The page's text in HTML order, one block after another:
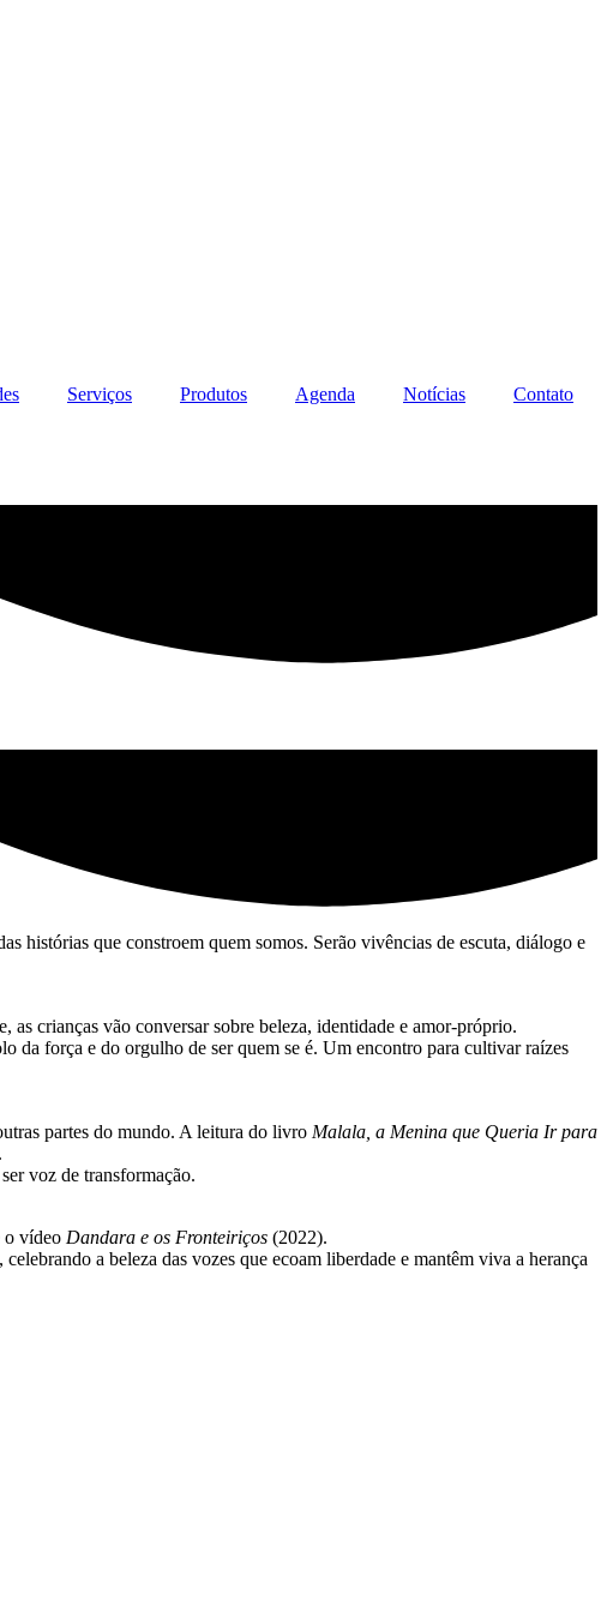
Serviços Produtos Agenda Notícias
Contato
histórias que constroem quem somos. Serão vivências de escuta, diálogo e
as crianças vão conversar sobre beleza, identidade e amor-próprio.
da força e do orgulho de ser quem se é. Um encontro para cultivar raízes
partes do mundo. A leitura do livro Malala, a Menina que Queria Ir para
voz de transformação.
o vídeo Dandara e os Fronteiriços (2022).
a beleza das vozes que ecoam liberdade e mantêm viva a herança